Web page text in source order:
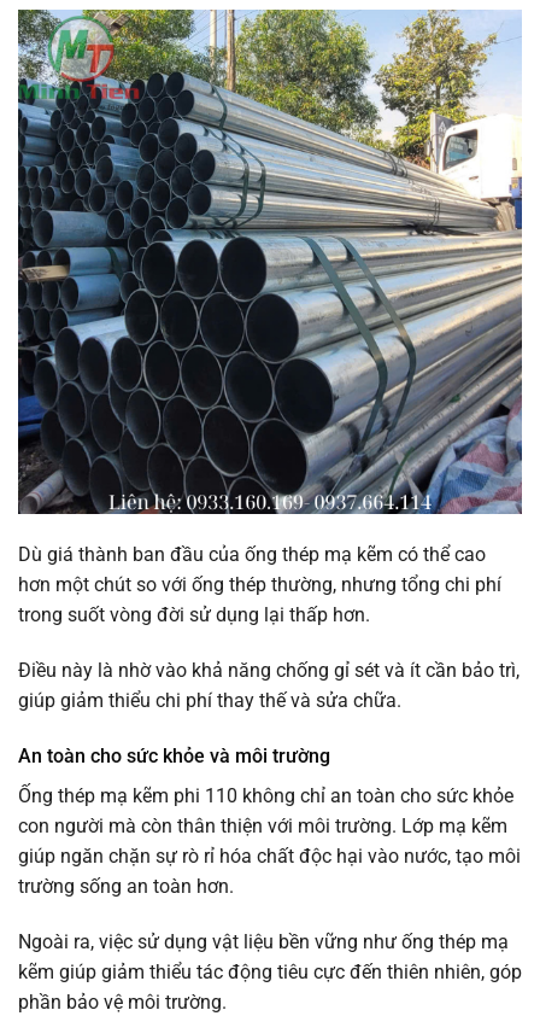
Dù giá thành ban đầu của ống thép mạ kẽm có thể cao
hơn một chút so với ống thép thường, nhưng tổng chi phí
trong suốt vòng đời sử dụng lại thấp hơn.
Điều này là nhờ vào khả năng chống gỉ sét và ít cần bảo trì,
giúp giảm thiểu chi phí thay thế và sửa chữa.
An toàn cho sức khỏe và môi trường
Ống thép mạ kẽm phi 110 không chỉ an toàn cho sức khỏe
con người mà còn thân thiện với môi trường. Lớp mạ kẽm
giúp ngăn chặn sự rò rỉ hóa chất độc hại vào nước, tạo môi
trường sống an toàn hơn.
Ngoài ra, việc sử dụng vật liệu bền vững như ống thép mạ
kẽm giúp giảm thiểu tác động tiêu cực đến thiên nhiên, góp
phần bảo vệ môi trường.